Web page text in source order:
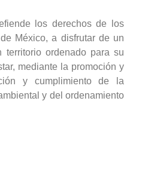
los derechos de los
México, a disfrutar de un
territorio ordenado para su
mediante la promoción y
y cumplimiento de la
y del ordenamiento